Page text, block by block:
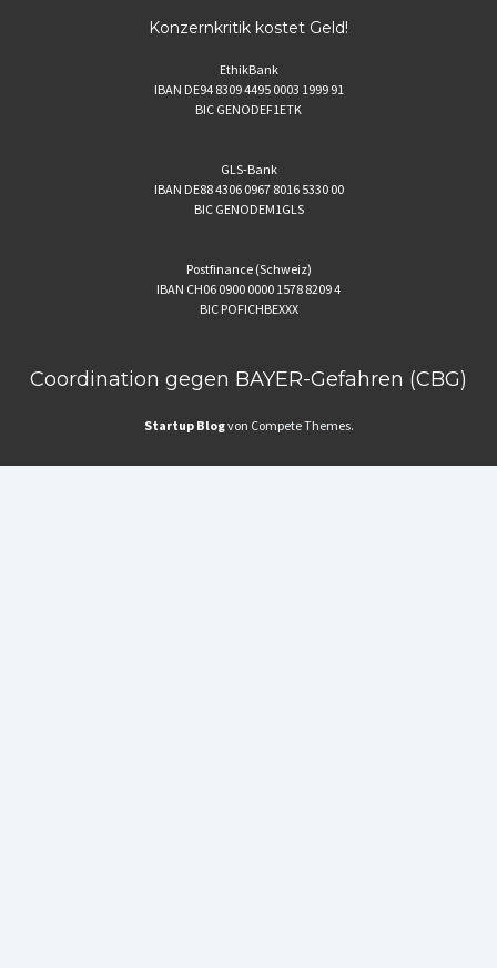
Konzernkritik kostet Geld!
EthikBank
IBAN DE94 8309 4495 0003 1999 91
BIC GENODEF1ETK
GLS-Bank
IBAN DE88 4306 0967 8016 5330 00
BIC GENODEM1GLS
Postfinance (Schweiz)
IBAN CH06 0900 0000 1578 8209 4
BIC POFICHBEXXX
Coordination gegen BAYER-Gefahren (CBG)
Startup Blogvon Compete Themes.